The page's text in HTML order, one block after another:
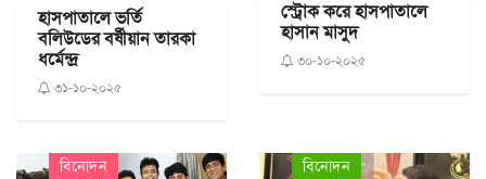
হাসপাতালে ভর্তি
বলিউডের বর্ষীয়ান তারকা
ধর্মেন্দ্র
৩১-১০-২০২৫
স্ট্রোক করে হাসপাতালে
হাসান মাসুদ
৩০-১০-২০২৫
বিনোদন বিনোদন